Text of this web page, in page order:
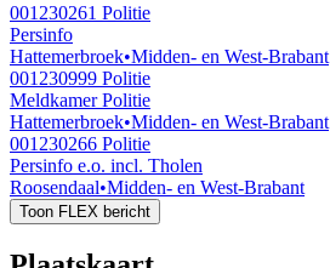
001230261 Politie
Persinfo
Hattemerbroek•Midden- en West-Brabant
001230999 Politie
Meldkamer Politie
Hattemerbroek•Midden- en West-Brabant
001230266 Politie
Persinfo e.o. incl. Tholen
Roosendaal•Midden- en West-Brabant
Toon FLEX bericht